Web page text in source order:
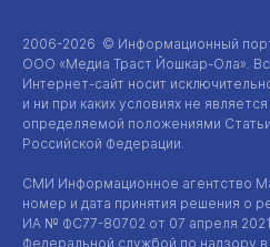
2006-2026 © Информационный
ООО «Медиа Траст Йошкар-Ола» .
Интернет-сайт носит
и ни при каких условиях не
определяемой положениями
Российской Федерации.
СМИ Информационное агентство
номер и дата принятия решения о
ИА № ФС77-80702 от 07 апреля
Федеральной службой по надзору